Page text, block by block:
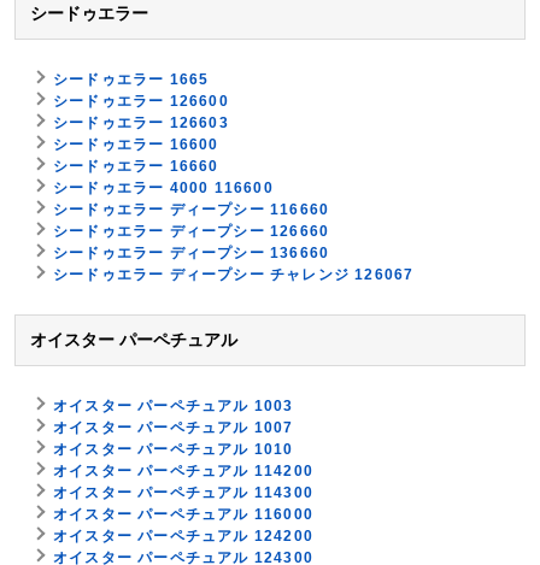
シードゥエラー
シードゥエラー 1665
シードゥエラー 126600
シードゥエラー 126603
シードゥエラー 16600
シードゥエラー 16660
シードゥエラー 4000 116600
シードゥエラー ディープシー 116660
シードゥエラー ディープシー 126660
シードゥエラー ディープシー 136660
シードゥエラー ディープシー チャレンジ 126067
オイスター パーペチュアル
オイスター パーペチュアル 1003
オイスター パーペチュアル 1007
オイスター パーペチュアル 1010
オイスター パーペチュアル 114200
オイスター パーペチュアル 114300
オイスター パーペチュアル 116000
オイスター パーペチュアル 124200
オイスター パーペチュアル 124300